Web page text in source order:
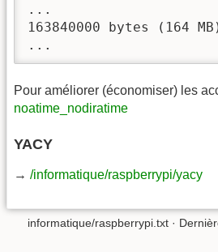
...
163840000 bytes (164
...
Pour améliorer (économiser) les
noatime_nodiratime
YACY
→ /informatique/raspberrypi/yacy
informatique/raspberrypi.txt ·